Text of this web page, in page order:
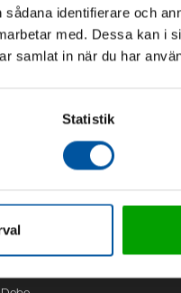
identifierare och
med. Dessa kan i
samlat in när du har
Statistik
Kontor